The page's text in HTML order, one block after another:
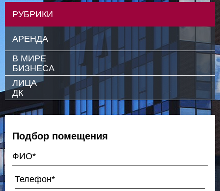
РУБРИКИ
АРЕНДА
В МИРЕ
БИЗНЕСА
ЛИЦА
ДК
Подбор помещения